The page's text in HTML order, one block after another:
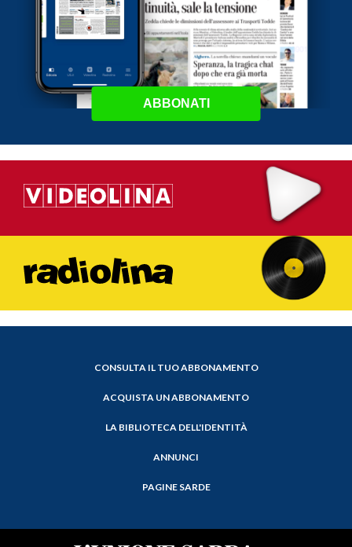
ABBONATI
CONSULTA IL TUO ABBONAMENTO
ACQUISTA UN ABBONAMENTO
LA BIBLIOTECA DELL'IDENTITÀ
ANNUNCI
PAGINE SARDE